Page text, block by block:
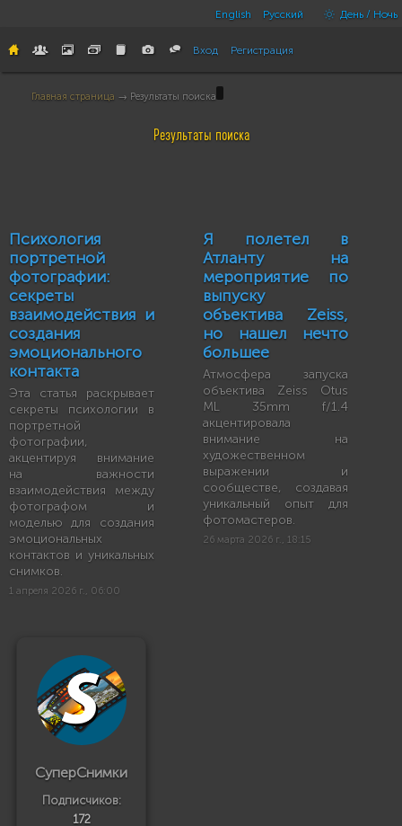
English Русский День / Ночь
Вход Регистрация
Главная страница → Результаты поиска
Результаты поиска
Психология
портретной
фотографии:
секреты
взаимодействия и
создания
эмоционального
контакта
Эта статья раскрывает
секреты психологии в
портретной
фотографии,
акцентируя внимание
на важности
взаимодействия между
фотографом и
моделью для создания
эмоциональных
контактов и уникальных
снимков.
1 апреля 2026 г., 06:00
СуперСнимки
Подписчиков:
172
Я полетел в
Атланту на
мероприятие по
выпуску
объектива Zeiss,
но нашел нечто
большее
Атмосфера запуска
объектива Zeiss Otus
ML 35mm f/1.4
акцентировала
внимание на
художественном
выражении и
сообществе, создавая
уникальный опыт для
фотомастеров.
26 марта 2026 г., 18:15